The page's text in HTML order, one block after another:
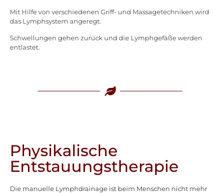
Mit Hilfe von verschiedenen Griff- und Massagetechniken wird
das Lymphsystem angeregt.
Schwellungen gehen zurück und die Lymphgefäße werden
entlastet.
Physikalische
Entstauungstherapie
Die manuelle Lymphdrainage ist beim Menschen nicht mehr